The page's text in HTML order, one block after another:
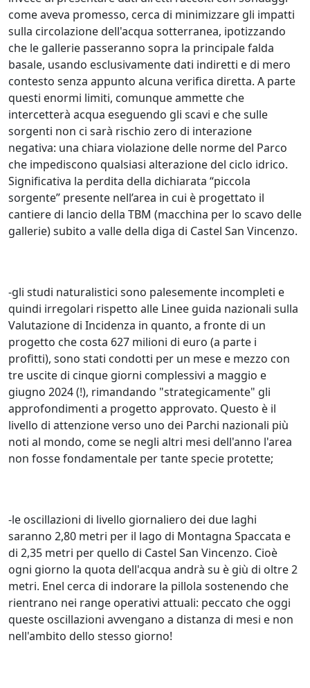
come aveva promesso, cerca di minimizzare gli impatti
sulla circolazione dell'acqua sotterranea, ipotizzando
che le gallerie passeranno sopra la principale falda
basale, usando esclusivamente dati indiretti e di mero
contesto senza appunto alcuna verifica diretta. A parte
questi enormi limiti, comunque ammette che
intercetterà acqua eseguendo gli scavi e che sulle
sorgenti non ci sarà rischio zero di interazione
negativa: una chiara violazione delle norme del Parco
che impediscono qualsiasi alterazione del ciclo idrico.
Significativa la perdita della dichiarata “piccola
sorgente” presente nell’area in cui è progettato il
cantiere di lancio della TBM (macchina per lo scavo delle
gallerie) subito a valle della diga di Castel San Vincenzo.
-gli studi naturalistici sono palesemente incompleti e
quindi irregolari rispetto alle Linee guida nazionali sulla
Valutazione di Incidenza in quanto, a fronte di un
progetto che costa 627 milioni di euro (a parte i
profitti), sono stati condotti per un mese e mezzo con
tre uscite di cinque giorni complessivi a maggio e
giugno 2024 (!), rimandando "strategicamente" gli
approfondimenti a progetto approvato. Questo è il
livello di attenzione verso uno dei Parchi nazionali più
noti al mondo, come se negli altri mesi dell'anno l'area
non fosse fondamentale per tante specie protette;
-le oscillazioni di livello giornaliero dei due laghi
saranno 2,80 metri per il lago di Montagna Spaccata e
di 2,35 metri per quello di Castel San Vincenzo. Cioè
ogni giorno la quota dell'acqua andrà su è giù di oltre 2
metri. Enel cerca di indorare la pillola sostenendo che
rientrano nei range operativi attuali: peccato che oggi
queste oscillazioni avvengano a distanza di mesi e non
nell'ambito dello stesso giorno!